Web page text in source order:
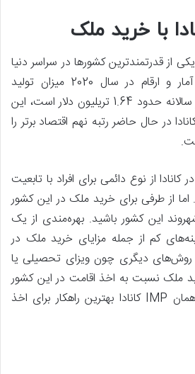
با خرید ملک
از قدرتمندترین کشورها در سراسر دنیا
است. بر اساس آخرین آمار و ارقام در سال 2020 میزان تولید
ناخالص داخلی این کشور سالانه حدود 1.64 تریلیون دلار است، این
در حال حاضر رتبه نهم اقتصاد برتر را
از نوع دائمی برای افراد با تابعیت
از طرفی برای خرید ملک در این کشور
این کشور باشید. بهره‌مندی از یک
کم از جمله مزایای خرید ملک در
روش‌های دیگری چون ویزای تحصیلی یا
ملک نسبت به اخذ اقامت در این کشور
اقدام کنید. ویزای کار یا همان IMP کانادا بهترین راهکار برای اخذ